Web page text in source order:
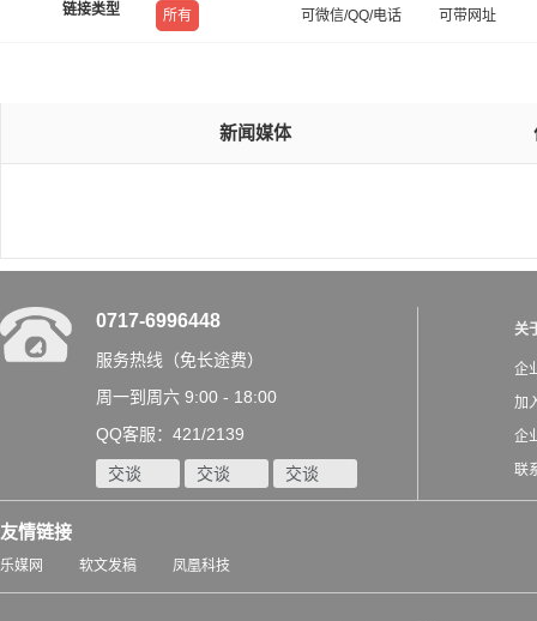
链接类型 所有 可微信/QQ/电话 可带网址
新闻媒体
0717-6996448
服务热线（免长途费）
周一到周六 9:00 - 18:00
QQ客服：421/2139
交谈 交谈 交谈
关
企
加
企
联
友情链接
乐媒网 软文发稿 凤凰科技